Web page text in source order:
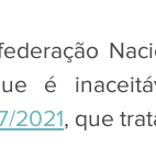
é
2021, que